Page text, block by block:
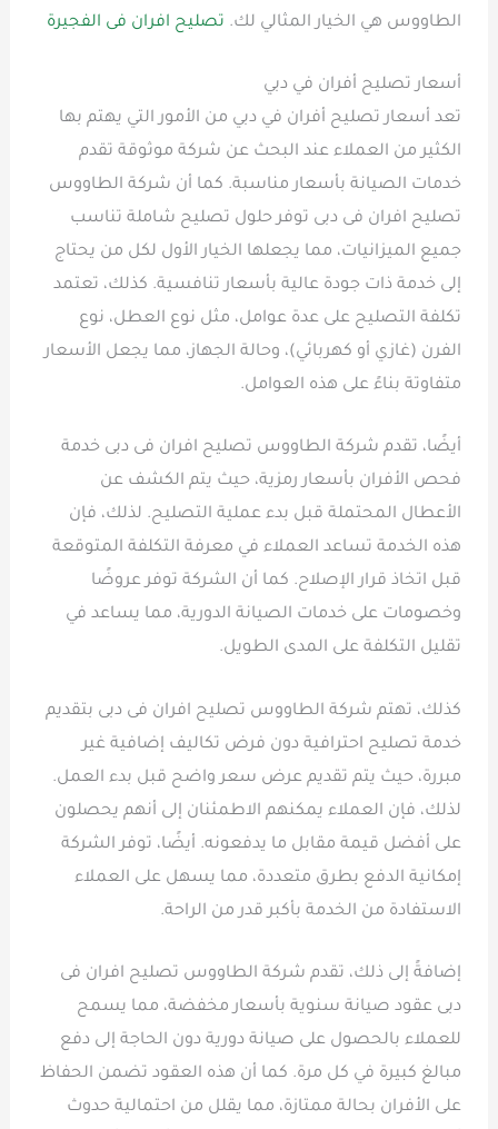
الطاووس هي الخيار المثالي لك. تصليح افران فى الفجيرة
أسعار تصليح أفران في دبي
تعد أسعار تصليح أفران في دبي من الأمور التي يهتم بها
الكثير من العملاء عند البحث عن شركة موثوقة تقدم
خدمات الصيانة بأسعار مناسبة. كما أن شركة الطاووس
تصليح افران فى دبى توفر حلول تصليح شاملة تناسب
جميع الميزانيات، مما يجعلها الخيار الأول لكل من يحتاج
إلى خدمة ذات جودة عالية بأسعار تنافسية. كذلك، تعتمد
تكلفة التصليح على عدة عوامل، مثل نوع العطل، نوع
الفرن (غازي أو كهربائي)، وحالة الجهاز، مما يجعل الأسعار
متفاوتة بناءً على هذه العوامل.
أيضًا، تقدم شركة الطاووس تصليح افران فى دبى خدمة
فحص الأفران بأسعار رمزية، حيث يتم الكشف عن
الأعطال المحتملة قبل بدء عملية التصليح. لذلك، فإن
هذه الخدمة تساعد العملاء في معرفة التكلفة المتوقعة
قبل اتخاذ قرار الإصلاح. كما أن الشركة توفر عروضًا
وخصومات على خدمات الصيانة الدورية، مما يساعد في
تقليل التكلفة على المدى الطويل.
كذلك، تهتم شركة الطاووس تصليح افران فى دبى بتقديم
خدمة تصليح احترافية دون فرض تكاليف إضافية غير
مبررة، حيث يتم تقديم عرض سعر واضح قبل بدء العمل.
لذلك، فإن العملاء يمكنهم الاطمئنان إلى أنهم يحصلون
على أفضل قيمة مقابل ما يدفعونه. أيضًا، توفر الشركة
إمكانية الدفع بطرق متعددة، مما يسهل على العملاء
الاستفادة من الخدمة بأكبر قدر من الراحة.
إضافةً إلى ذلك، تقدم شركة الطاووس تصليح افران فى
دبى عقود صيانة سنوية بأسعار مخفضة، مما يسمح
للعملاء بالحصول على صيانة دورية دون الحاجة إلى دفع
مبالغ كبيرة في كل مرة. كما أن هذه العقود تضمن الحفاظ
على الأفران بحالة ممتازة، مما يقلل من احتمالية حدوث